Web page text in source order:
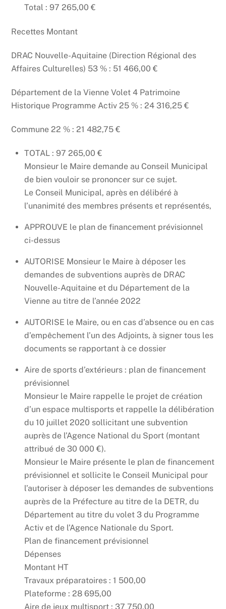
Total : 97 265,00 €
Recettes Montant
DRAC Nouvelle-Aquitaine (Direction Régional des
Affaires Culturelles) 53 % : 51 466,00 €
Département de la Vienne Volet 4 Patrimoine
Historique Programme Activ 25 % : 24 316,25 €
Commune 22 % : 21 482,75 €
TOTAL : 97 265,00 €
Monsieur le Maire demande au Conseil Municipal
de bien vouloir se prononcer sur ce sujet.
Le Conseil Municipal, après en délibéré à
l’unanimité des membres présents et représentés,
APPROUVE le plan de financement prévisionnel
ci-dessus
AUTORISE Monsieur le Maire à déposer les
demandes de subventions auprès de DRAC
Nouvelle-Aquitaine et du Département de la
Vienne au titre de l’année 2022
AUTORISE le Maire, ou en cas d’absence ou en cas
d’empêchement l’un des Adjoints, à signer tous les
documents se rapportant à ce dossier
Aire de sports d’extérieurs : plan de financement
prévisionnel
Monsieur le Maire rappelle le projet de création
d’un espace multisports et rappelle la délibération
du 10 juillet 2020 sollicitant une subvention
auprès de l’Agence National du Sport (montant
attribué de 30 000 €).
Monsieur le Maire présente le plan de financement
prévisionnel et sollicite le Conseil Municipal pour
l’autoriser à déposer les demandes de subventions
auprès de la Préfecture au titre de la DETR, du
Département au titre du volet 3 du Programme
Activ et de l’Agence Nationale du Sport.
Plan de financement prévisionnel
Dépenses
Montant HT
Travaux préparatoires : 1 500,00
Plateforme : 28 695,00
Aire de jeux multisport : 37 750,00